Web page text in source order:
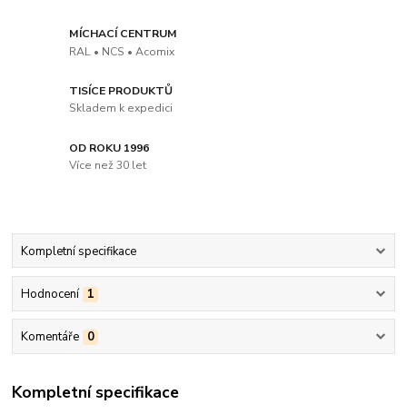
MÍCHACÍ CENTRUM
RAL • NCS • Acomix
TISÍCE PRODUKTŮ
Skladem k expedici
OD ROKU 1996
Více než 30 let
Kompletní specifikace
Hodnocení 1
Komentáře 0
Kompletní specifikace